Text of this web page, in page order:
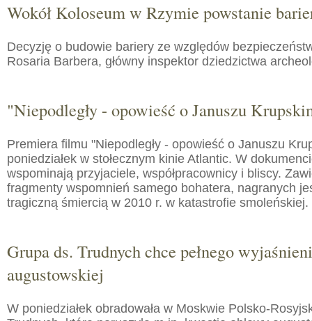
Wokół Koloseum w Rzymie powstanie
Decyzję o budowie bariery ze względów
Rosaria Barbera, główny inspektor dziedzictwa
"Niepodległy - opowieść o Januszu
Premiera filmu "Niepodległy - opowieść o Januszu
poniedziałek w stołecznym kinie Atlantic. W
wspominają przyjaciele, współpracownicy i bliscy.
fragmenty wspomnień samego bohatera, nagranych
tragiczną śmiercią w 2010 r. w katastrofie smoleńskiej.
Grupa ds. Trudnych chce pełnego
augustowskiej
W poniedziałek obradowała w Moskwie Polsko-